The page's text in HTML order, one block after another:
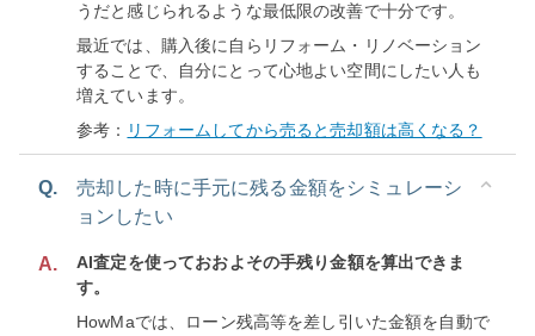
うだと感じられるような最低限の改善で十分です。
最近では、購入後に自らリフォーム・リノベーション
することで、自分にとって心地よい空間にしたい人も
増えています。
参考： リフォームしてから売ると売却額は高くなる？
Q.
売却した時に手元に残る金額をシミュレーシ
ョンしたい
A.
AI査定を使っておおよその手残り金額を算出できま
す。
HowMaでは、ローン残高等を差し引いた金額を自動で